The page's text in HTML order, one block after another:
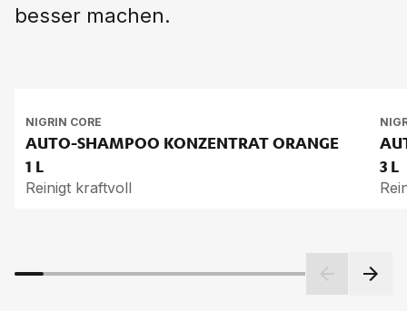
besser machen.
NIGRIN CORE
AUTO-SHAM­POO KON­ZEN­TRAT ORAN­GE
1 L
Reinigt kraftvoll
3 L